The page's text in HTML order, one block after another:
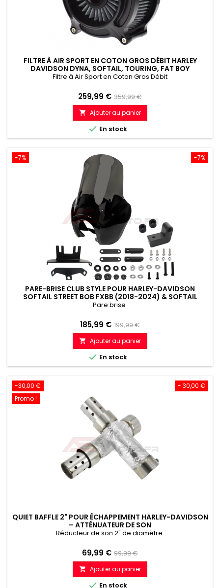
FILTRE À AIR SPORT EN COTON GROS DÉBIT HARLEY
DAVIDSON DYNA, SOFTAIL, TOURING, FAT BOY
Filtre à Air Sport en Coton Gros Débit
Prix
259,99 € Prix
de
référence
359,99 €
 Ajouter au panier
 En stock
-7%
-7%
PARE-BRISE CLUB STYLE POUR HARLEY-DAVIDSON
SOFTAIL STREET BOB FXBB (2018-2024) & SOFTAIL
STANDARD FXST (2018-2021
Pare brise
Prix
185,99 € Prix
de
référence
199,99 €
 Ajouter au panier
 En stock
- 30,00 €
-30,00 €
Promo !
QUIET BAFFLE 2" POUR ÉCHAPPEMENT HARLEY-DAVIDSON
– ATTÉNUATEUR DE SON
Réducteur de son 2" de diamètre
Prix
69,99 € Prix
de
référence
99,99 €
 Ajouter au panier
 En stock